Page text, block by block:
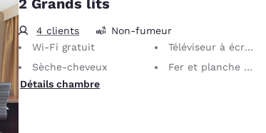
4 clients
Non-fumeur
Wi-Fi gratuit
Téléviseur à écran plat
Sèche-cheveux
Fer et planche à repasser
Détails chambre